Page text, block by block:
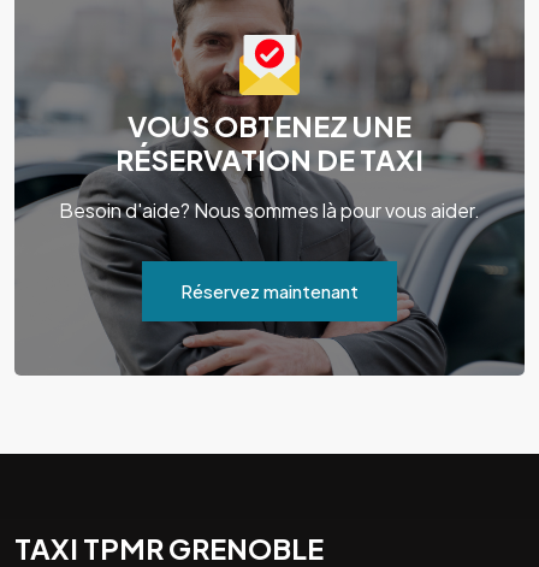
VOUS OBTENEZ UNE
RÉSERVATION DE TAXI
Besoin d'aide? Nous sommes là pour vous aider.
Réservez maintenant
TAXI TPMR GRENOBLE